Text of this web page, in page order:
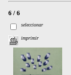
6 / 6
seleccionar
imprimir